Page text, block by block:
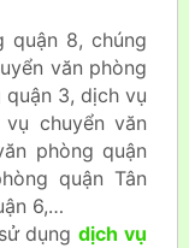
quận 8, chúng
văn phòng
quận 3, dịch vụ
chuyển văn
phòng quận
quận Tân
6,…
dụngdịch vụ